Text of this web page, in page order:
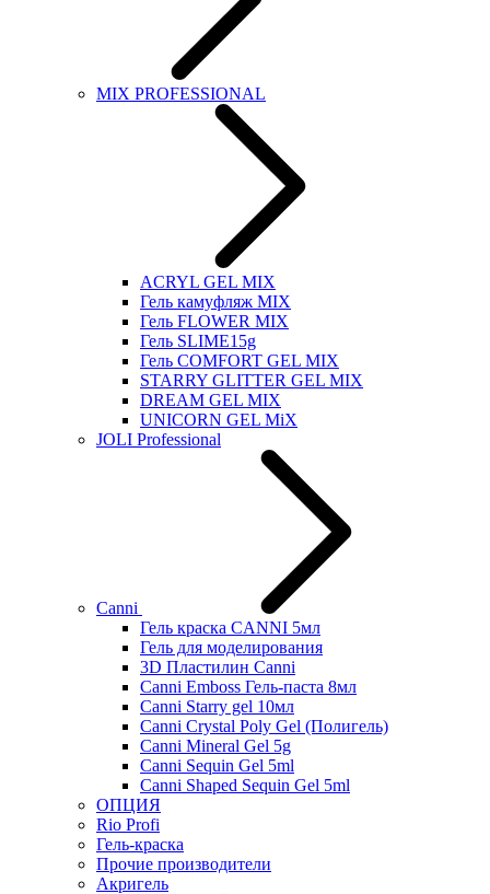
MIX PROFESSIONAL
ACRYL GEL MIX
Гель камуфляж MIX
Гель FLOWER MIX
Гель SLIME15g
Гель COMFORT GEL MIX
STARRY GLITTER GEL MIX
DREAM GEL MIX
UNICORN GEL MiX
JOLI Professional
Canni
Гель краска CANNI 5мл
Гель для моделирования
3D Пластилин Canni
Canni Emboss Гель-паста 8мл
Canni Starry gel 10мл
Canni Crystal Poly Gel (Полигель)
Canni Mineral Gel 5g
Canni Sequin Gel 5ml
Canni Shaped Sequin Gel 5ml
ОПЦИЯ
Rio Profi
Гель-краска
Прочие производители
Акригель